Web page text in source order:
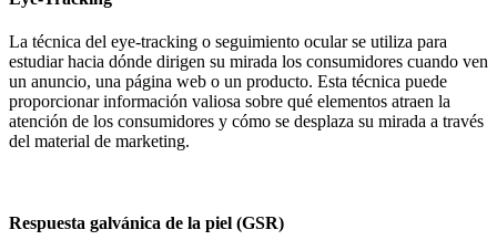
La técnica del eye-tracking o seguimiento ocular se utiliza para
estudiar hacia dónde dirigen su mirada los consumidores cuando ven
un anuncio, una página web o un producto. Esta técnica puede
proporcionar información valiosa sobre qué elementos atraen la
atención de los consumidores y cómo se desplaza su mirada a través
del material de marketing.
Respuesta galvánica de la piel (GSR)